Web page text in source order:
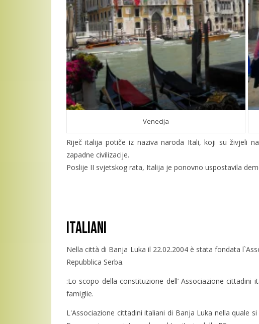
Venecija
Riječ italija potiče iz naziva naroda Itali, koji su živjeli
zapadne civilizacije.
Poslije II svjetskog rata, Italija je ponovno uspostavila
Italiani
Nella città di Banja Luka il 22.02.2004 è stata fondata
Repubblica Serba.
:Lo scopo della constituzione dell’ Associazione
famiglie.
L'Associazione cittadini italiani di Banja Luka nella quale